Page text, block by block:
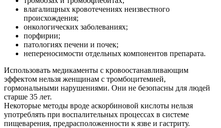
влагалищных кровотечениях неизвестного
происхождения;
онкологических заболеваниях;
порфирии;
патологиях печени и почек;
непереносимости отдельных компонентов препарата.
Использовать медикаменты с кровоостанавливающим
эффектом нельзя женщинам с тромбоцитемией,
гормональными нарушениями. Они не безопасны для людей
старше 35 лет.
Некоторые методы вроде аскорбиновой кислоты нельзя
употреблять при воспалительных процессах в системе
пищеварения, предрасположенности к язве и гастриту.